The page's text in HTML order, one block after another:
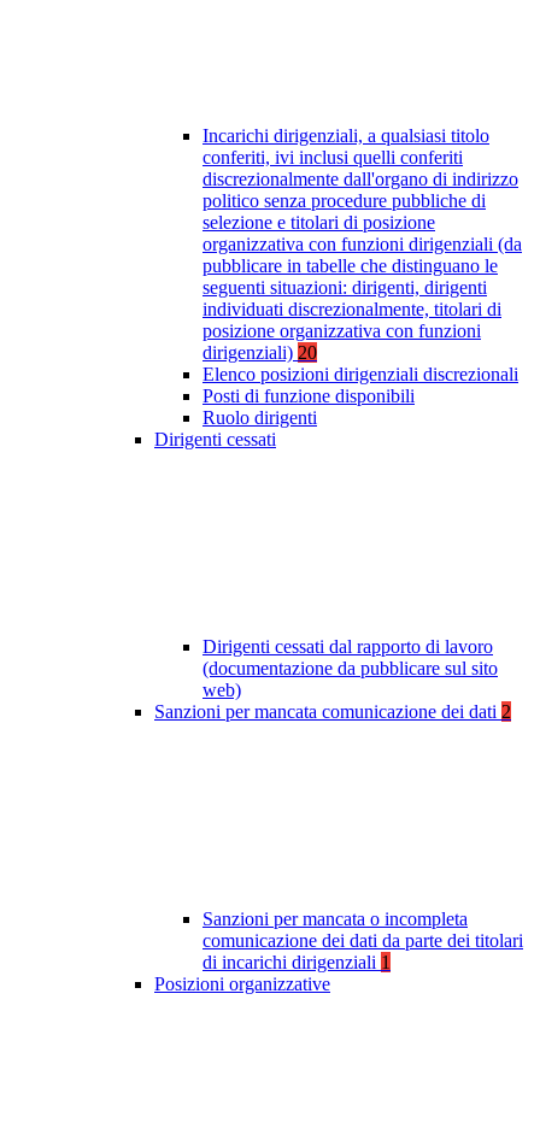
Incarichi dirigenziali, a qualsiasi titolo
conferiti, ivi inclusi quelli conferiti
discrezionalmente dall'organo di indirizzo
politico senza procedure pubbliche di
selezione e titolari di posizione
organizzativa con funzioni dirigenziali (da
pubblicare in tabelle che distinguano le
seguenti situazioni: dirigenti, dirigenti
individuati discrezionalmente, titolari di
posizione organizzativa con funzioni
dirigenziali) 20
Elenco posizioni dirigenziali discrezionali
Posti di funzione disponibili
Ruolo dirigenti
Dirigenti cessati
Dirigenti cessati dal rapporto di lavoro
(documentazione da pubblicare sul sito
web)
Sanzioni per mancata comunicazione dei dati 2
Sanzioni per mancata o incompleta
comunicazione dei dati da parte dei titolari
di incarichi dirigenziali 1
Posizioni organizzative